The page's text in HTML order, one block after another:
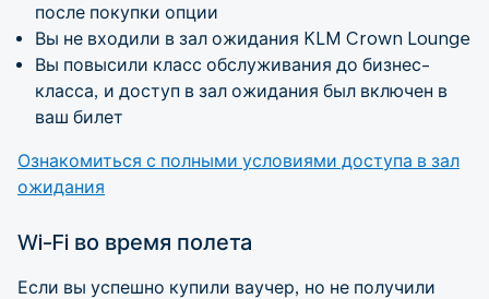
после покупки опции
Вы не входили в зал ожидания KLM Crown Lounge
Вы повысили класс обслуживания до бизнес-
класса, и доступ в зал ожидания был включен в
ваш билет
Ознакомиться с полными условиями доступа в зал
ожидания
Wi-Fi во время полета
Если вы успешно купили ваучер, но не получили